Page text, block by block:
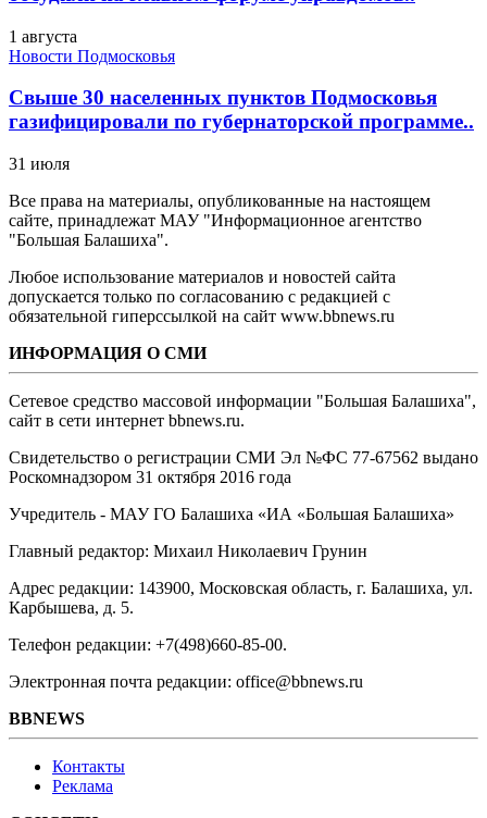
1 августа
Новости Подмосковья
Свыше 30 населенных пунктов Подмосковья
газифицировали по губернаторской программе..
31 июля
Все права на материалы, опубликованные на настоящем
сайте, принадлежат МАУ "Информационное агентство
"Большая Балашиха".
Любое использование материалов и новостей сайта
допускается только по согласованию с редакцией с
обязательной гиперссылкой на сайт www.bbnews.ru
ИНФОРМАЦИЯ О СМИ
Сетевое средство массовой информации "Большая Балашиха",
сайт в сети интернет bbnews.ru.
Свидетельство о регистрации СМИ Эл №ФС ‎77-67562 выдано
Роскомнадзором 31 октября 2016 года
Учредитель - МАУ ГО Балашиха «ИА «Большая Балашиха»
Главный редактор: Михаил Николаевич Грунин
Адрес редакции: 143900, Московская область, г. Балашиха, ул.
Карбышева, д. 5.
Телефон редакции: +7(498)660-85-00.
Электронная почта редакции: office@bbnews.ru
BBNEWS
Контакты
Реклама